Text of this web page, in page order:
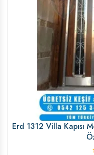
Erd 1312 Villa Kapısı